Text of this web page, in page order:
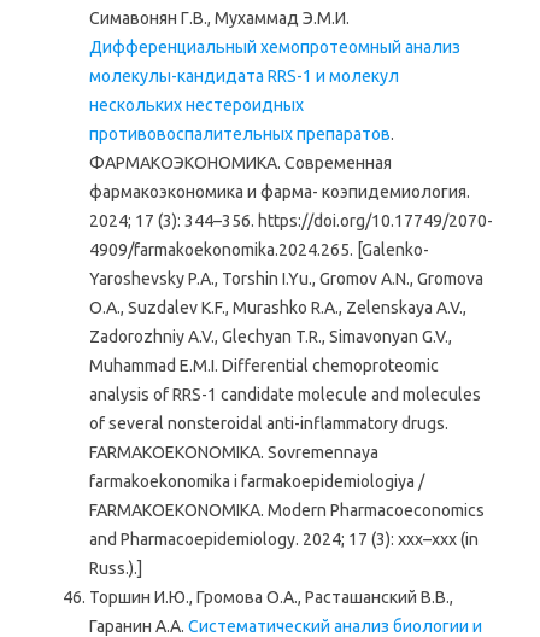
Симавонян Г.В., Мухаммад Э.М.И.
Дифференциальный хемопротеомный анализ
молекулы-кандидата RRS-1 и молекул
нескольких нестероидных
противовоспалительных препаратов.
ФАРМАКОЭКОНОМИКА. Современная
фармакоэкономика и фарма- коэпидемиология.
2024; 17 (3): 344–356. https://doi.org/10.17749/2070-
4909/farmakoekonomika.2024.265. [Galenko-
Yaroshevsky P.A., Torshin I.Yu., Gromov A.N., Gromova
O.A., Suzdalev K.F., Murashko R.A., Zelenskaya A.V.,
Zadorozhniy A.V., Glechyan T.R., Simavonyan G.V.,
Muhammad E.M.I. Differential chemoproteomic
analysis of RRS-1 candidate molecule and molecules
of several nonsteroidal anti-inflammatory drugs.
FARMAKOEKONOMIKA. Sovremennaya
farmakoekonomika i farmakoepidemiologiya /
FARMAKOEKONOMIKA. Modern Pharmacoeconomics
and Pharmacoepidemiology. 2024; 17 (3): ххх–ххх (in
Russ.).]
Торшин И.Ю., Громова О.А., Расташанский В.В.,
Гаранин А.А. Систематический анализ биологии и